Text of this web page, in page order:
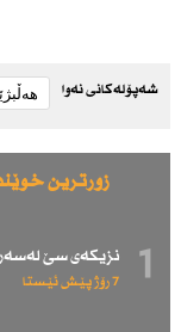
شەپۆلەکانی نەوا
زۆرترین
1 نزیكەی سێ لەسەر
7 رۆژ پێش ئێستا